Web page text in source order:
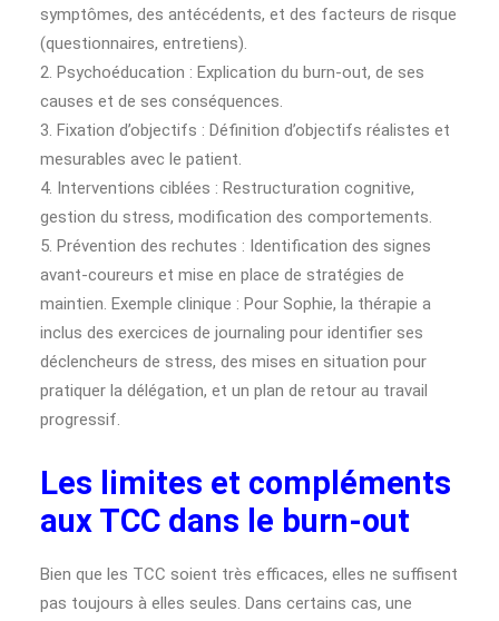
symptômes, des antécédents, et des facteurs de risque
(questionnaires, entretiens).
2. Psychoéducation : Explication du burn-out, de ses
causes et de ses conséquences.
3. Fixation d’objectifs : Définition d’objectifs réalistes et
mesurables avec le patient.
4. Interventions ciblées : Restructuration cognitive,
gestion du stress, modification des comportements.
5. Prévention des rechutes : Identification des signes
avant-coureurs et mise en place de stratégies de
maintien. Exemple clinique : Pour Sophie, la thérapie a
inclus des exercices de journaling pour identifier ses
déclencheurs de stress, des mises en situation pour
pratiquer la délégation, et un plan de retour au travail
progressif.
Les limites et compléments
aux TCC dans le burn-out
Bien que les TCC soient très efficaces, elles ne suffisent
pas toujours à elles seules. Dans certains cas, une